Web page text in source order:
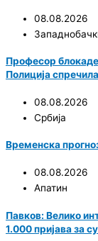
08.08.2026
Професор
Полиција
08.08.2026
Србија
Временска
08.08.2026
Апатин
Павков: Велико
1.000 пријава за